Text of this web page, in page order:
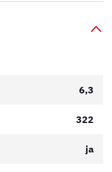
6,3
322
ja